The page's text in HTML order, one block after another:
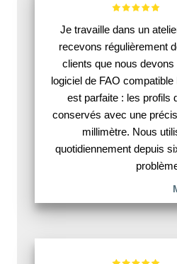
Je travaille dans un
recevons régulièrement
clients que nous
logiciel de FAO
est parfaite : les profils
conservés avec une
millimètre. Nous
quotidiennement depuis